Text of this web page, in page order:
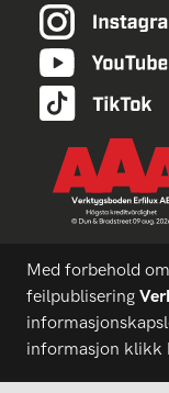
Med forbehold
feilpublisering
informasjon klikk